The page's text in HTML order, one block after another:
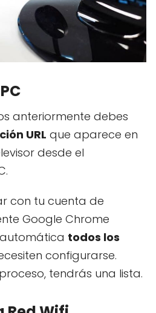
anteriormente debes
URL que aparece en
desde el
con tu cuenta de
Google Chrome
todos los
configurarse.
tendrás una lista.